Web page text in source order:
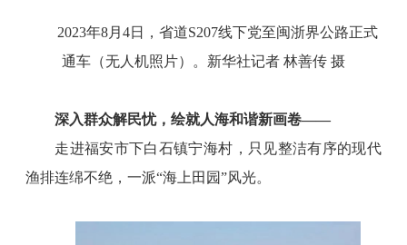
2023年8月4日，省道S207线下党至闽浙界公路正式
通车（无人机照片）。新华社记者 林善传 摄
深入群众解民忧，绘就人海和谐新画卷——
走进福安市下白石镇宁海村，只见整洁有序的现代
渔排连绵不绝，一派“海上田园”风光。